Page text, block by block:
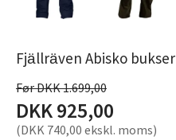
Fjällräven Abisko bukser
Før DKK 1.699,00
DKK 925,00
(DKK 740,00 ekskl. moms)